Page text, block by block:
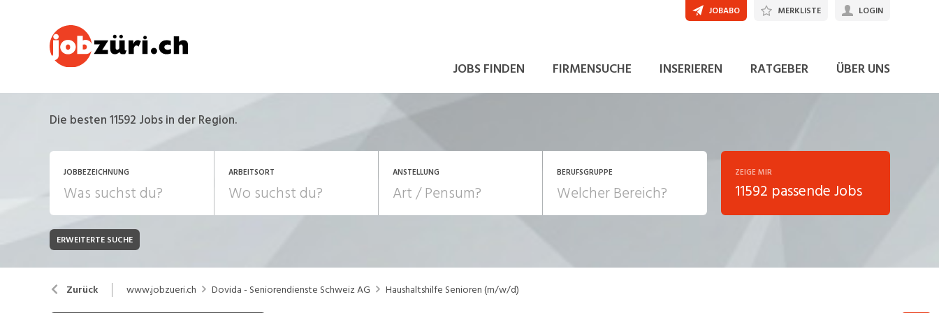
JOBS FINDEN FIRMENSUCHE INSERIEREN RATGEBER ÜBER UNS
JOBABO MERKLISTE LOGIN
Die besten 11592 Jobs in der Region.
JOBBEZEICHNUNG ARBEITSORT ANSTELLUNG
JOB-TYP
Festanstellung
Temporär (befristet)
BERUFSGRUPPE
Bank, Versicherung
Chemie, Pharma, Biotechnologie
Consulting, Human Resources
ZEIGE MIR
11592 passende Jobs
ERWEITERTE SUCHE
Zurück www.jobzueri.ch Dovida - Seniorendienste Schweiz AG Haushaltshilfe Senioren (m/w/d)
JETZT BEWERBEN